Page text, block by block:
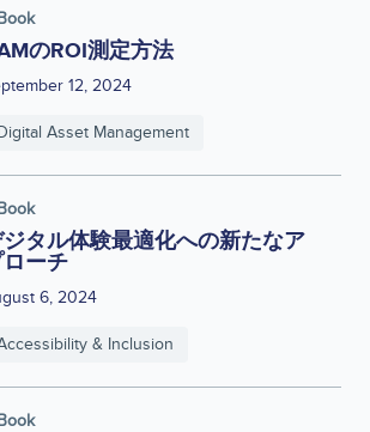
のROI測定方法
12, 2024
Asset Management
ジタル体験最適化への新たなア
ーチ
6, 2024
& Inclusion